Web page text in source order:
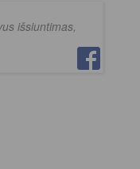
išsiuntimas,